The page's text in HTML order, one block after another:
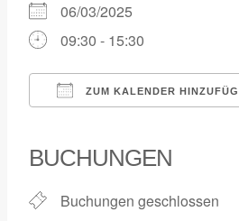
06/03/2025
09:30 - 15:30
ZUM KALENDER
BUCHUNGEN
Buchungen geschlossen